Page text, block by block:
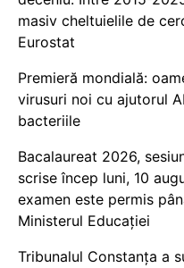
masiv cheltuielile de
Eurostat
Premieră mondială:
virusuri noi cu ajutorul
bacteriile
Bacalaureat 2026,
scrise încep luni, 10
examen este permis
Ministerul Educației
Tribunalul Constanța a